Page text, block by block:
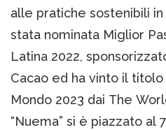
alle pratiche sostenibili
stata nominata Miglior
Latina 2022,
Cacao ed ha vinto il
Mondo 2023 dai The
“Nuema” si è piazzato al